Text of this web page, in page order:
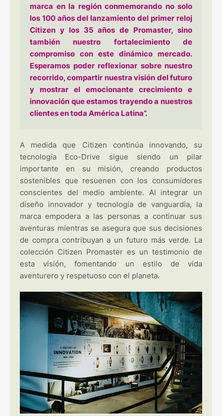
marca en la región conmemorando no solo
los 100 años del lanzamiento del primer reloj
Citizen y los 35 años de Promaster, sino
también nuestro fortalecimiento de
compromiso con este dinámico mercado.
Esperamos poder reflexionar sobre nuestro
recorrido, compartir nuestra visión del futuro
y mostrar el emocionante crecimiento e
innovación que estamos trayendo a nuestros
clientes en toda América Latina”.
A medida que Citizen continúa innovando, su
tecnología Eco-Drive sigue siendo un pilar
importante en su misión, creando productos
sostenibles que resuenen con los consumidores
conscientes del medio ambiente. Al integrar un
diseño innovador y tecnología de vanguardia, la
marca empodera a las personas a continuar sus
aventuras mientras se asegura que sus decisiones
de compra contribuyan a un futuro más verde. La
colección Citizen Promaster es un testimonio de
esta visión, fomentando un estilo de vida
aventurero y respetuoso con el planeta.